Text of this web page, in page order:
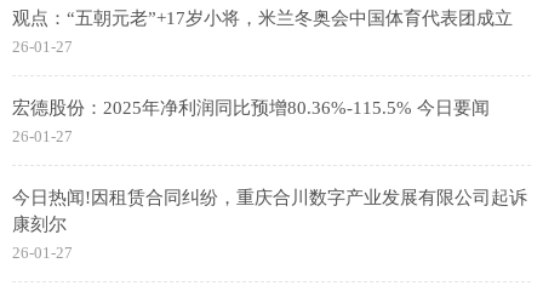
观点：“五朝元老”+17岁小将，米兰冬奥会中国体育代表团成立
26-01-27
宏德股份：2025年净利润同比预增80.36%-115.5% 今日要闻
26-01-27
今日热闻!因租赁合同纠纷，重庆合川数字产业发展有限公司起诉
康刻尔
26-01-27